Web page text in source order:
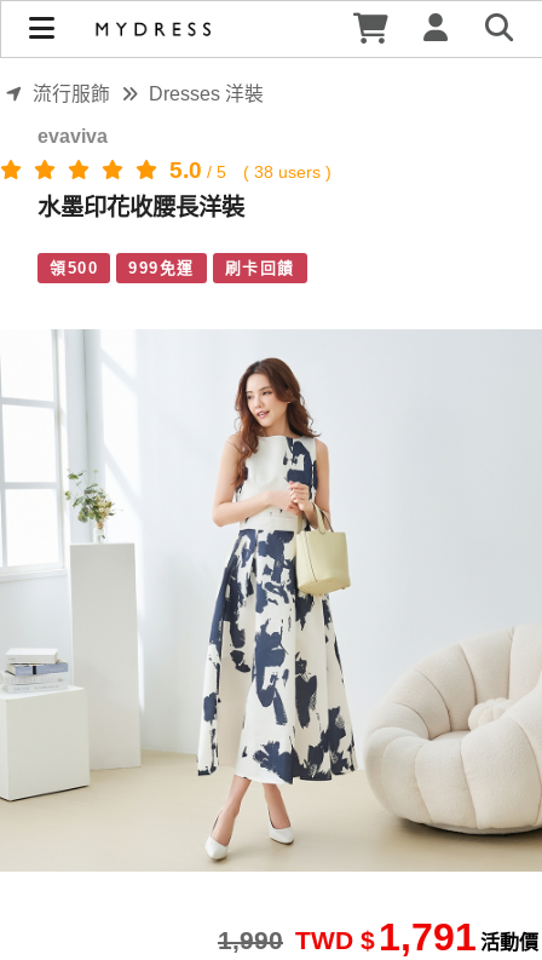
水墨印花收腰長洋裝 | MYDRESS 時裳韓風
流行服飾 Dresses 洋裝
evaviva
5.0 / 5 ( 38 users )
水墨印花收腰長洋裝
領500 999免運 刷卡回饋
活動價
1,791
TWD $
1,990